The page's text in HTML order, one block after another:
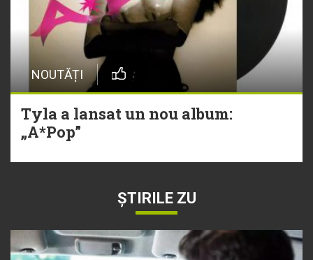
NOUTĂȚI
Tyla a lansat un nou album:
„A*Pop”
ȘTIRILE ZU